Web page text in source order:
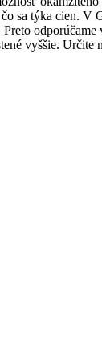
sa týka cien. V
Preto
vyššie. Určite